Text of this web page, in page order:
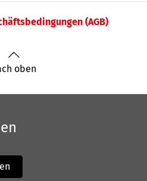
(AGB)
oben